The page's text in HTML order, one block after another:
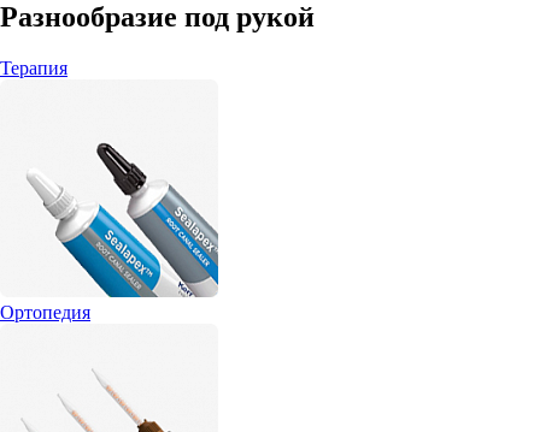
Разнообразие под рукой
Терапия
Ортопедия